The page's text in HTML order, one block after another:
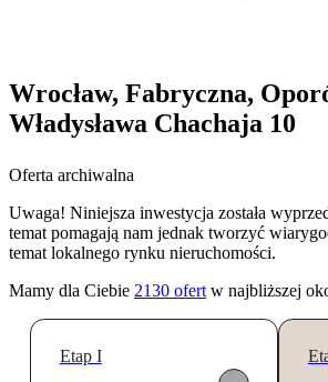
Wrocław, Fabryczna,
Władysława Chachaja 10
Oferta archiwalna
Uwaga! Niniejsza inwestycja została
temat pomagają nam jednak tworzyć
temat lokalnego rynku nieruchomości.
Mamy dla Ciebie 2130 ofert w najbliższej
Etap I